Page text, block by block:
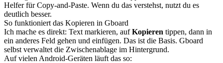
Helfer für Copy-and-Paste. Wenn du das verstehst, nutzt du es
deutlich besser.
So funktioniert das Kopieren in Gboard
Ich mache es direkt: Text markieren, aufKopieren tippen, dann in
ein anderes Feld gehen und einfügen. Das ist die Basis. Gboard
selbst verwaltet die Zwischenablage im Hintergrund.
Auf vielen Android-Geräten läuft das so: